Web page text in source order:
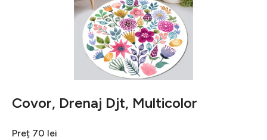
Covor, Drenaj Djt, Multicolor
Preț 70 lei